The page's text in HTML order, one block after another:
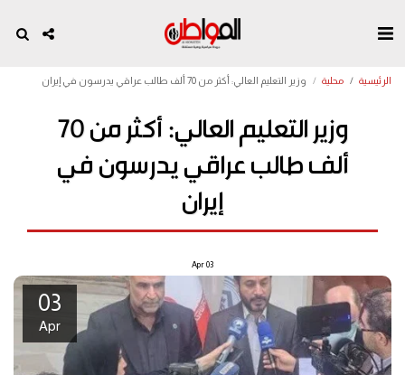
الرئيسية محلية وزير التعليم العالي: أكثر من 70 ألف طالب عراقي يدرسون في إيران
وزير التعليم العالي: أكثر من 70
ألف طالب عراقي يدرسون في
إيران
03
Apr
03
Apr